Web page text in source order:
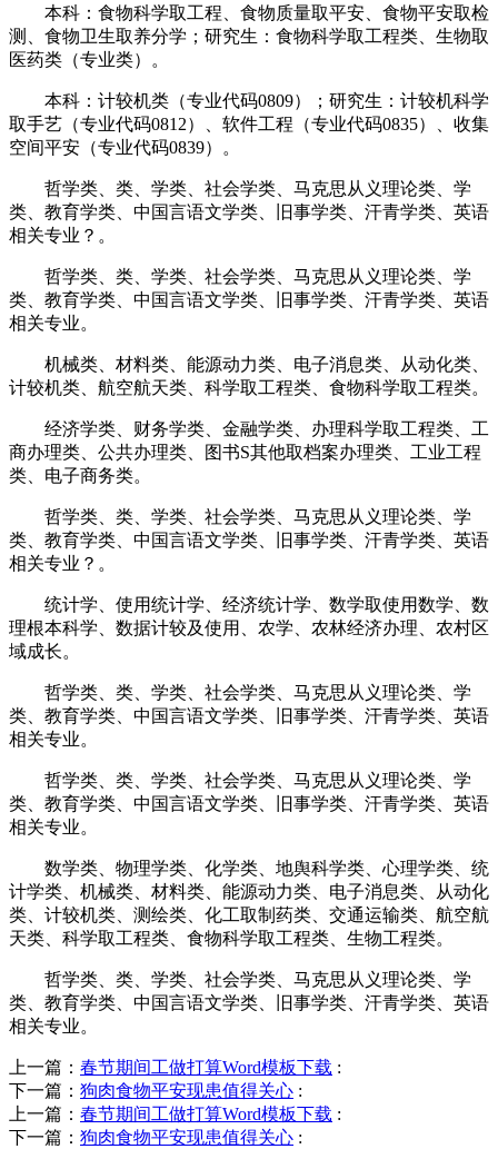
本科：食物科学取工程、食物质量取平安、食物平安取检
测、食物卫生取养分学；研究生：食物科学取工程类、生物取
医药类（专业类）。
本科：计较机类（专业代码0809）；研究生：计较机科学
取手艺（专业代码0812）、软件工程（专业代码0835）、收集
空间平安（专业代码0839）。
哲学类、类、学类、社会学类、马克思从义理论类、学
类、教育学类、中国言语文学类、旧事学类、汗青学类、英语
相关专业？。
哲学类、类、学类、社会学类、马克思从义理论类、学
类、教育学类、中国言语文学类、旧事学类、汗青学类、英语
相关专业。
机械类、材料类、能源动力类、电子消息类、从动化类、
计较机类、航空航天类、科学取工程类、食物科学取工程类。
经济学类、财务学类、金融学类、办理科学取工程类、工
商办理类、公共办理类、图书S其他取档案办理类、工业工程
类、电子商务类。
哲学类、类、学类、社会学类、马克思从义理论类、学
类、教育学类、中国言语文学类、旧事学类、汗青学类、英语
相关专业？。
统计学、使用统计学、经济统计学、数学取使用数学、数
理根本科学、数据计较及使用、农学、农林经济办理、农村区
域成长。
哲学类、类、学类、社会学类、马克思从义理论类、学
类、教育学类、中国言语文学类、旧事学类、汗青学类、英语
相关专业。
哲学类、类、学类、社会学类、马克思从义理论类、学
类、教育学类、中国言语文学类、旧事学类、汗青学类、英语
相关专业。
数学类、物理学类、化学类、地舆科学类、心理学类、统
计学类、机械类、材料类、能源动力类、电子消息类、从动化
类、计较机类、测绘类、化工取制药类、交通运输类、航空航
天类、科学取工程类、食物科学取工程类、生物工程类。
哲学类、类、学类、社会学类、马克思从义理论类、学
类、教育学类、中国言语文学类、旧事学类、汗青学类、英语
相关专业。
上一篇： 春节期间工做打算Word模板下载 :
下一篇： 狗肉食物平安现患值得关心 :
上一篇： 春节期间工做打算Word模板下载 :
下一篇： 狗肉食物平安现患值得关心 :